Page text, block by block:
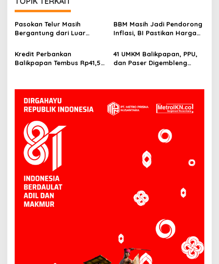
Pasokan Telur Masih
Bergantung dari Luar
Siapkan Peternak Baru
BBM Masih Jadi Pendorong
Inflasi, BI Pastikan Harga
PPU Terkendali
Kredit Perbankan
Balikpapan Tembus Rp41,5
41 UMKM Balikpapan, PPU,
dan Paser Digembleng